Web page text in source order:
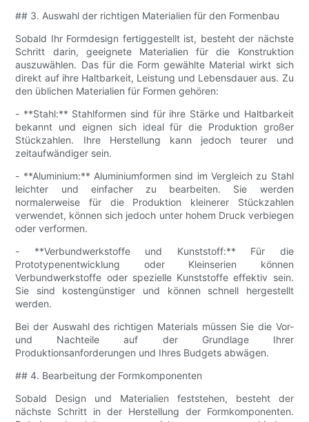
## 3. Auswahl der richtigen Materialien für den Formenbau
Sobald Ihr Formdesign fertiggestellt ist, besteht der nächste
Schritt darin, geeignete Materialien für die Konstruktion
auszuwählen. Das für die Form gewählte Material wirkt sich
direkt auf ihre Haltbarkeit, Leistung und Lebensdauer aus. Zu
den üblichen Materialien für Formen gehören:
- **Stahl:** Stahlformen sind für ihre Stärke und Haltbarkeit
bekannt und eignen sich ideal für die Produktion großer
Stückzahlen. Ihre Herstellung kann jedoch teurer und
zeitaufwändiger sein.
- **Aluminium:** Aluminiumformen sind im Vergleich zu Stahl
leichter und einfacher zu bearbeiten. Sie werden
normalerweise für die Produktion kleinerer Stückzahlen
verwendet, können sich jedoch unter hohem Druck verbiegen
oder verformen.
- **Verbundwerkstoffe und Kunststoff:** Für die
Prototypenentwicklung oder Kleinserien können
Verbundwerkstoffe oder spezielle Kunststoffe effektiv sein.
Sie sind kostengünstiger und können schnell hergestellt
werden.
Bei der Auswahl des richtigen Materials müssen Sie die Vor-
und Nachteile auf der Grundlage Ihrer
Produktionsanforderungen und Ihres Budgets abwägen.
## 4. Bearbeitung der Formkomponenten
Sobald Design und Materialien feststehen, besteht der
nächste Schritt in der Herstellung der Formkomponenten.